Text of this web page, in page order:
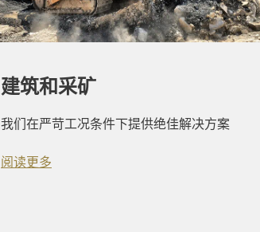
建筑和采矿
我们在严苛工况条件下提供绝佳解决方案
阅读更多